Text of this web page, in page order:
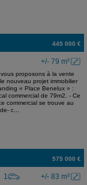
445 000 €
+/- 79 m²
vous proposons à la vente
nouveau projet immobilier
« Place Benelux » :
commercial de 79m2. - Ce
commercial se trouve au
c...
575 000 €
+/- 83 m²
1